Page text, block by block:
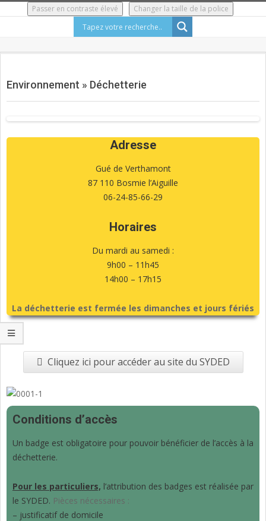
Passer en contraste élevé Changer la taille de la police
Menu
Environnement » Déchetterie
Adresse
Gué de Verthamont
87 110 Bosmie l’Aiguille
06-24-85-66-29
Horaires
Du mardi au samedi :
9h00 – 11h45
14h00 – 17h15
La déchetterie est fermée les dimanches et jours fériés
Cliquez ici pour accéder au site du SYDED
Conditions d’accès
Un badge est obligatoire pour pouvoir bénéficier de l’accès à la
déchetterie.
Pour les particuliers, l’attribution des badges est réalisée par
le SYDED. Pièces nécessaires :
– justificatif de domicile